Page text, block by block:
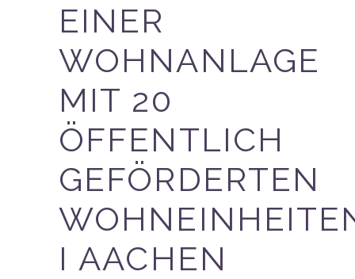
EINER
WOHNANLAGE
MIT 20
ÖFFENTLICH
GEFÖRDERTEN
I AACHEN